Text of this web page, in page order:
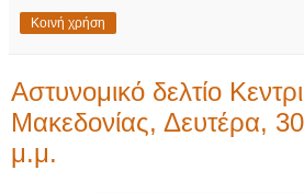
Κοινή χρήση
Αστυνομικό δελτίο
Μακεδονίας, Δευτέρα,
μ.μ.